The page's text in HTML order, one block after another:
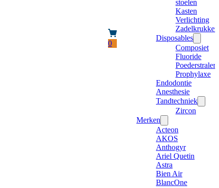
0
stoelen
Kasten
Verlichting
Zadelkrukken
Disposables
Composiet
Fluoride
Poederstraler
Prophylaxe
Endodontie
Anesthesie
Tandtechniek
Zircon
Merken
Acteon
AKOS
Anthogyr
Ariel Quetin
Astra
Bien Air
BlancOne